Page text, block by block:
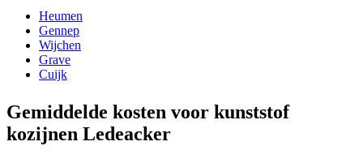
Heumen
Gennep
Wijchen
Grave
Cuijk
Gemiddelde kosten voor kunststof
kozijnen Ledeacker